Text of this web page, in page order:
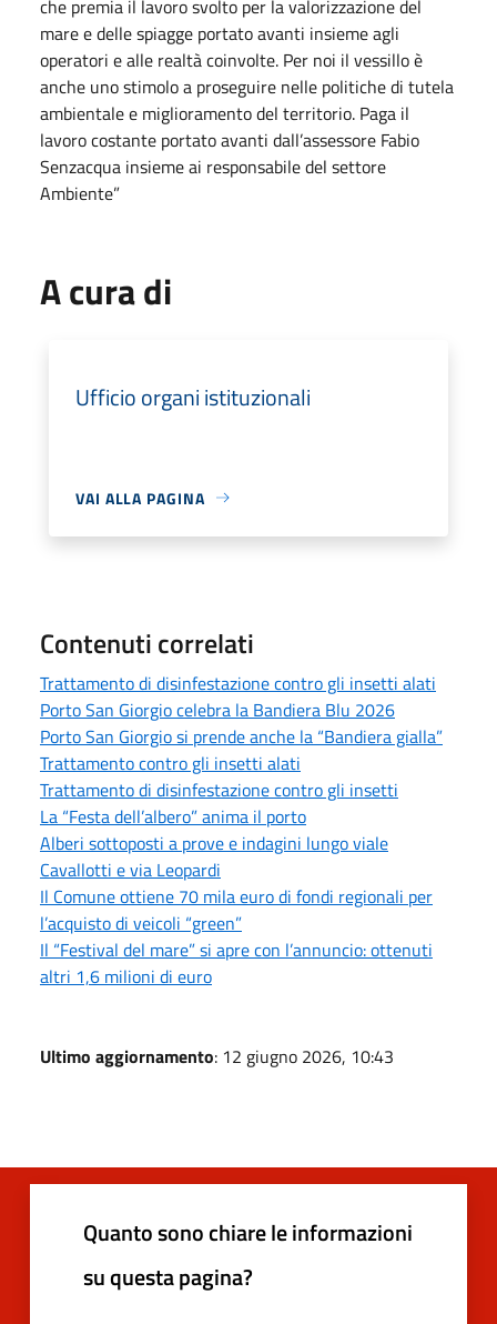
che premia il lavoro svolto per la valorizzazione del
mare e delle spiagge portato avanti insieme agli
operatori e alle realtà coinvolte. Per noi il vessillo è
anche uno stimolo a proseguire nelle politiche di tutela
ambientale e miglioramento del territorio. Paga il
lavoro costante portato avanti dall’assessore Fabio
Senzacqua insieme ai responsabile del settore
Ambiente”
A cura di
Ufficio organi istituzionali
VAI ALLA PAGINA
Contenuti correlati
Trattamento di disinfestazione contro gli insetti alati
Porto San Giorgio celebra la Bandiera Blu 2026
Porto San Giorgio si prende anche la “Bandiera gialla”
Trattamento contro gli insetti alati
Trattamento di disinfestazione contro gli insetti
La “Festa dell’albero” anima il porto
Alberi sottoposti a prove e indagini lungo viale
Cavallotti e via Leopardi
Il Comune ottiene 70 mila euro di fondi regionali per
l’acquisto di veicoli “green”
Il “Festival del mare” si apre con l’annuncio: ottenuti
altri 1,6 milioni di euro
Ultimo aggiornamento: 12 giugno 2026, 10:43
Quanto sono chiare le informazioni
su questa pagina?